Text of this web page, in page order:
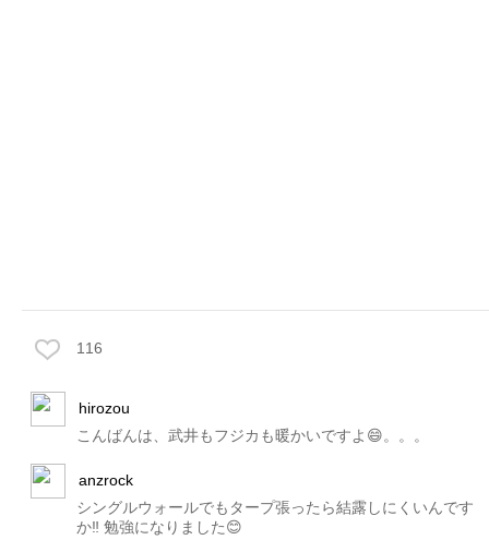
116
hirozou
こんばんは、武井もフジカも暖かいですよ😄。。。
anzrock
シングルウォールでもタープ張ったら結露しにくいんです
か‼️ 勉強になりました😊